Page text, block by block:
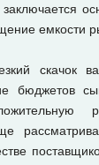
емкости
скачок
бюджетов